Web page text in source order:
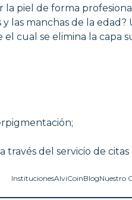
piel de forma
y las manchas de la
cual se elimina la capa
del servicio de
InstitucionesAlviCoinBlogNuestro